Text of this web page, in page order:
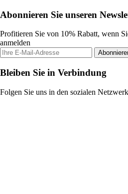
Abonnieren Sie unseren
Profitieren Sie von 10% Rabatt, wenn
anmelden
Bleiben Sie in Verbindung
Folgen Sie uns in den sozialen